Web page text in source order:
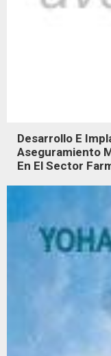
Desarrollo E
Aseguramiento
En El Sector